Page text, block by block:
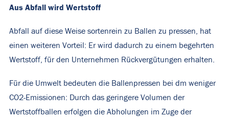
Aus Abfall wird Wertstoff
Abfall auf diese Weise sortenrein zu Ballen zu pressen, hat
einen weiteren Vorteil: Er wird dadurch zu einem begehrten
Wertstoff, für den Unternehmen Rückvergütungen erhalten.
Für die Umwelt bedeuten die Ballenpressen bei dm weniger
CO2-Emissionen: Durch das geringere Volumen der
Wertstoffballen erfolgen die Abholungen im Zuge der